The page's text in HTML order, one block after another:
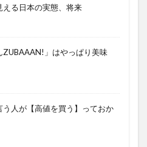
える日本の実態、将来
ZUBAAAN!」はやっぱり美味
う人が【高値を買う】っておか